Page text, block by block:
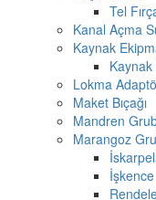
Tel
Kanal Açma
Kaynak
Lokma
Maket Bıçağı
Mandren
Marangoz
İşkence